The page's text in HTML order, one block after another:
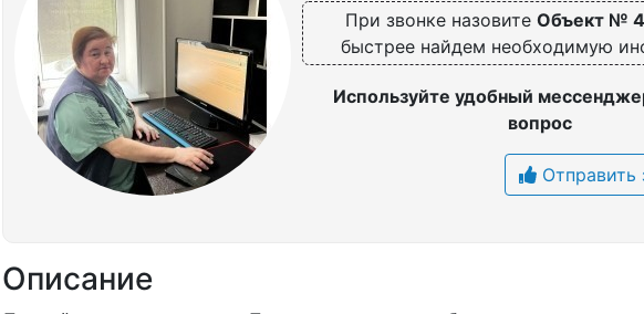
При звонке назовитеОбъект №
быстрее найдем необходимую
Используйте удобный
вопрос
Отправить
Описание